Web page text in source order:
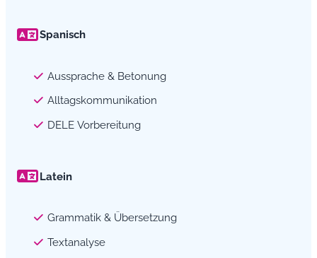
Spanisch
Aussprache & Betonung
Alltagskommunikation
DELE Vorbereitung
Latein
Grammatik & Übersetzung
Textanalyse